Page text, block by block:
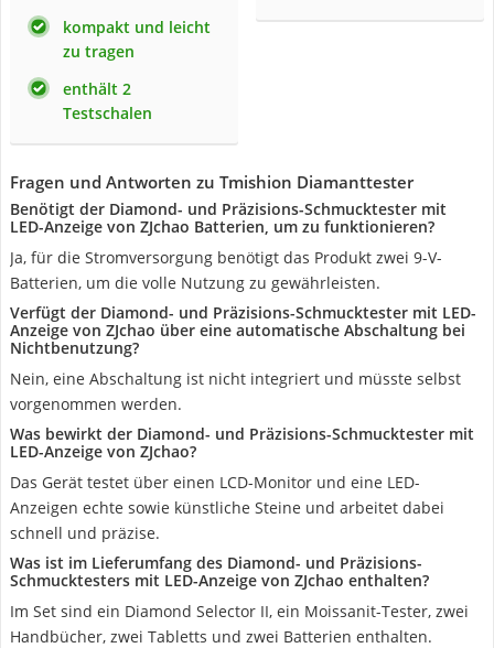
kompakt und leicht
zu tragen
enthält 2
Testschalen
Fragen und Antworten zu Tmishion Diamanttester
Benötigt der Diamond- und Präzisions-Schmucktester mit
LED-Anzeige von ZJchao Batterien, um zu funktionieren?
Ja, für die Stromversorgung benötigt das Produkt zwei 9-V-
Batterien, um die volle Nutzung zu gewährleisten.
Verfügt der Diamond- und Präzisions-Schmucktester mit LED-
Anzeige von ZJchao über eine automatische Abschaltung bei
Nichtbenutzung?
Nein, eine Abschaltung ist nicht integriert und müsste selbst
vorgenommen werden.
Was bewirkt der Diamond- und Präzisions-Schmucktester mit
LED-Anzeige von ZJchao?
Das Gerät testet über einen LCD-Monitor und eine LED-
Anzeigen echte sowie künstliche Steine und arbeitet dabei
schnell und präzise.
Was ist im Lieferumfang des Diamond- und Präzisions-
Schmucktesters mit LED-Anzeige von ZJchao enthalten?
Im Set sind ein Diamond Selector II, ein Moissanit-Tester, zwei
Handbücher, zwei Tabletts und zwei Batterien enthalten.